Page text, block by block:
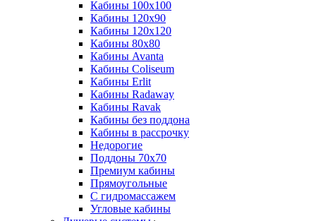
Кабины 100x100
Кабины 120x90
Кабины 120х120
Кабины 80х80
Кабины Avanta
Кабины Coliseum
Кабины Erlit
Кабины Radaway
Кабины Ravak
Кабины без поддона
Кабины в рассрочку
Недорогие
Поддоны 70x70
Премиум кабины
Прямоугольные
С гидромассажем
Угловые кабины